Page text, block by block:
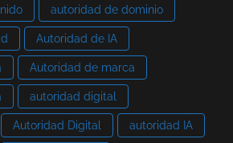
autoridad de dominio
Autoridad de IA
Autoridad de marca
autoridad digital
Autoridad Digital autoridad IA